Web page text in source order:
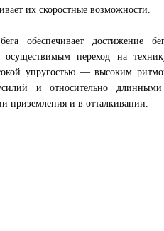
их скоростные возможности.
обеспечивает достижение
осуществимым переход на
упругостью — высоким
и относительно
приземления и в отталкивании.